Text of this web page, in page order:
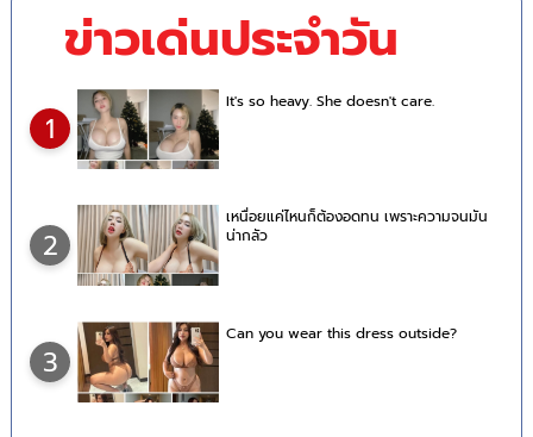
ข่าวเด่นประจำวัน
1
It's so heavy. She doesn't care.
2
เหนื่อยแค่ไหนก็ต้องอดทน เพราะความจนมัน
น่ากลัว
3
Can you wear this dress outside?